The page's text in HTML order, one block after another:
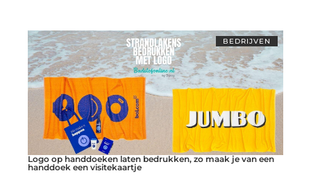
BEDRIJVEN
Logo op handdoeken laten bedrukken, zo maak je van een
handdoek een visitekaartje